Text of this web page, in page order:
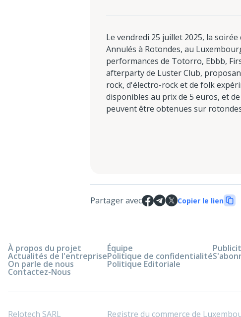
Le vendredi 25 juillet 2025, la
Annulés à Rotondes, au
performances de Totorro, Ebbb,
afterparty de Luster Club,
rock, d'électro-rock et de folk
disponibles au prix de 5 euros, et
peuvent être obtenues sur
Partager avec Copier le lien
À propos du projet
Actualités de l'entreprise
On parle de nous
Contactez-Nous
Équipe
Politique de confidentialité
Politique Editoriale
Relotech SARL Registre du commerce de